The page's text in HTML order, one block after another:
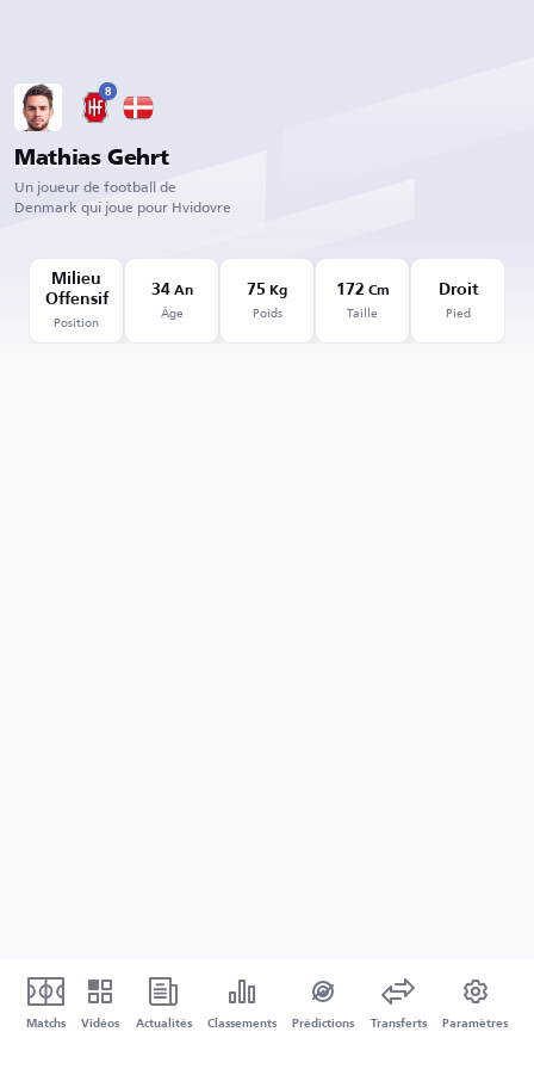
8
Mathias Gehrt
Un joueur de football de
Denmark qui joue pour Hvidovre
Milieu
Offensif
Position
34An
Âge
75 Kg
Poids
172 Cm
Taille
Droit
Pied
Matchs Vidéos Actualités Classements Prédictions Transferts Paramètres